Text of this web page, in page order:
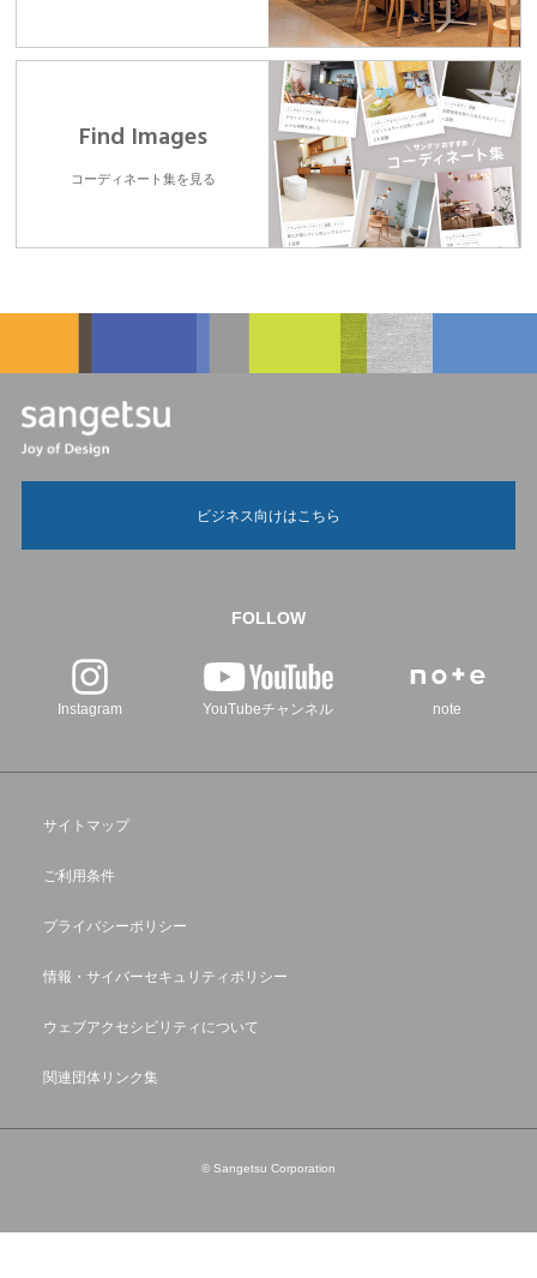
Find Images
コーディネート集を見る
ビジネス向けはこちら
FOLLOW
Instagram YouTubeチャンネル note
サイトマップ
ご利用条件
プライバシーポリシー
情報・サイバーセキュリティポリシー
ウェブアクセシビリティについて
関連団体リンク集
© Sangetsu Corporation